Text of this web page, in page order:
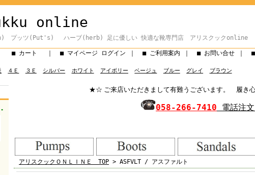
online
プッツ(Put's) ハーブ(herb) 足に優しい 快適な靴専門店 アリスクックonline
■ カート ■ マイページ ログイン ■ ご利用案内 ■ お問い合せ
４Ｅ ３Ｅ シルバー ホワイト アイボリー ベージュ ブルー グレイ ブラウン
★☆ ご来店いただきまして有難うございます。 履き心地の良
058‐266‐7410 電話注
アリスクックＯＮＬＩＮＥ TOP > ASFVLT / アスファルト